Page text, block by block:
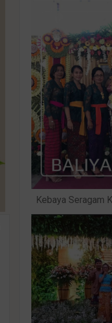
Kebaya Seragam